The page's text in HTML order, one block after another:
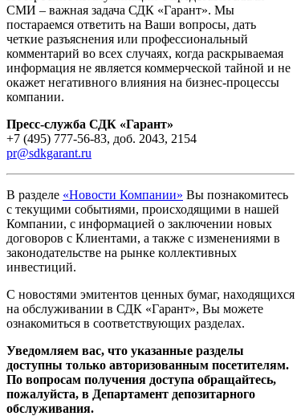
СМИ – важная задача СДК «Гарант». Мы
постараемся ответить на Ваши вопросы, дать
четкие разъяснения или профессиональный
комментарий во всех случаях, когда раскрываемая
информация не является коммерческой тайной и не
окажет негативного влияния на бизнес-процессы
компании.
Пресс-служба СДК «Гарант»
+7 (495) 777-56-83, доб. 2043, 2154
pr@sdkgarant.ru
В разделе «Новости Компании» Вы познакомитесь
с текущими событиями, происходящими в нашей
Компании, с информацией о заключении новых
договоров с Клиентами, а также с изменениями в
законодательстве на рынке коллективных
инвестиций.
С новостями эмитентов ценных бумаг, находящихся
на обслуживании в СДК «Гарант», Вы можете
ознакомиться в соответствующих разделах.
Уведомляем вас, что указанные разделы
доступны только авторизованным посетителям.
По вопросам получения доступа обращайтесь,
пожалуйста, в Департамент депозитарного
обслуживания.